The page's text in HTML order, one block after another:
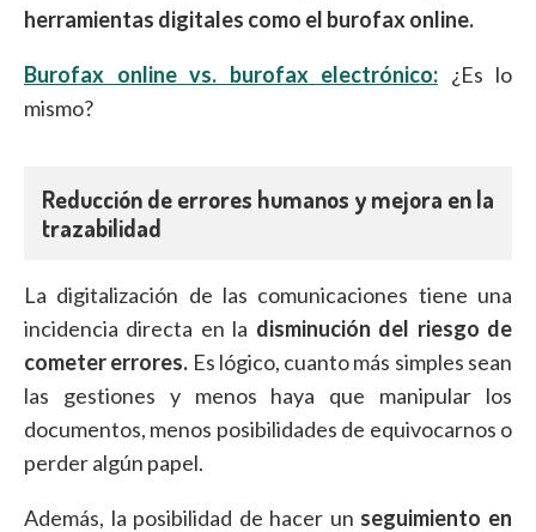
herramientas digitales como el burofax online.
Burofax online vs. burofax electrónico: ¿Es lo
mismo?
Reducción de errores humanos y mejora en la
trazabilidad
La digitalización de las comunicaciones tiene una
incidencia directa en la disminución del riesgo de
cometer errores. Es lógico, cuanto más simples sean
las gestiones y menos haya que manipular los
documentos, menos posibilidades de equivocarnos o
perder algún papel.
Además, la posibilidad de hacer un seguimiento en